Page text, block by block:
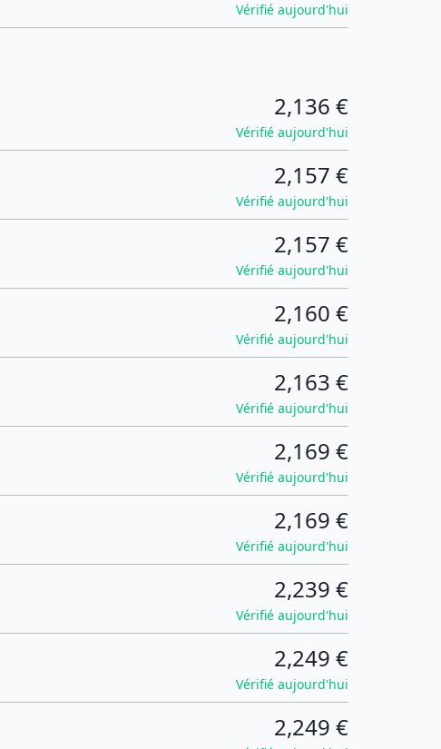
Vérifié aujourd'hui
2,136 €
Vérifié aujourd'hui
2,157 €
Vérifié aujourd'hui
2,157 €
Vérifié aujourd'hui
2,160 €
Vérifié aujourd'hui
2,163 €
Vérifié aujourd'hui
2,169 €
Vérifié aujourd'hui
2,169 €
Vérifié aujourd'hui
2,239 €
Vérifié aujourd'hui
2,249 €
Vérifié aujourd'hui
2,249 €